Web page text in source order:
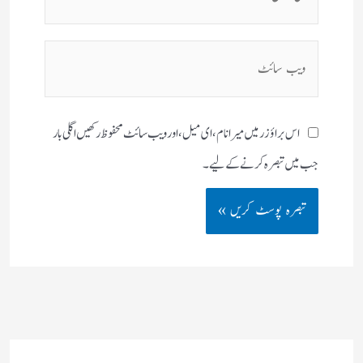
اس براؤزر میں میرا نام، ای میل، اور ویب سائٹ محفوظ رکھیں اگلی بار
جب میں تبصرہ کرنے کےلیے۔